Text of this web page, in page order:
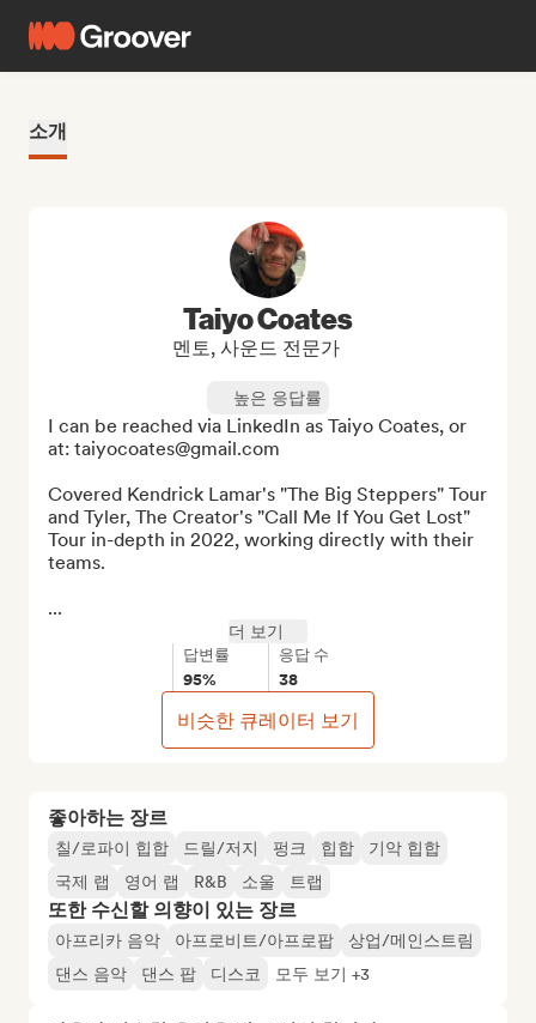
소개
좋아하는 장르
칠/로파이 힙합 드릴/저지 펑크 힙합
기악 힙합
국제 랩
영어 랩 R&B 소울 트랩
또한 수신할 의향이 있는 장르
아프리카 음악 아프로비트/아프로팝
상업/메인스트림
댄스 음악
댄스 팝 디스코 모두 보기 +3
Taiyo Coates
멘토, 사운드 전문가
높은 응답률
I can be reached via LinkedIn as Taiyo Coates, or
at: taiyocoates@gmail.com
Covered Kendrick Lamar's "The Big Steppers" Tour
and Tyler, The Creator's "Call Me If You Get Lost"
Tour in-depth in 2022, working directly with their
teams.
...
더 보기
답변률
95%
응답 수
38
비슷한 큐레이터 보기